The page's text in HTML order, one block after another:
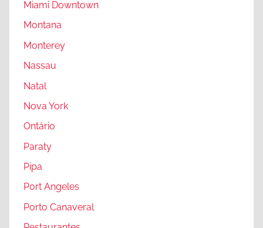
Miami Downtown
Montana
Monterey
Nassau
Natal
Nova York
Ontário
Paraty
Pipa
Port Angeles
Porto Canaveral